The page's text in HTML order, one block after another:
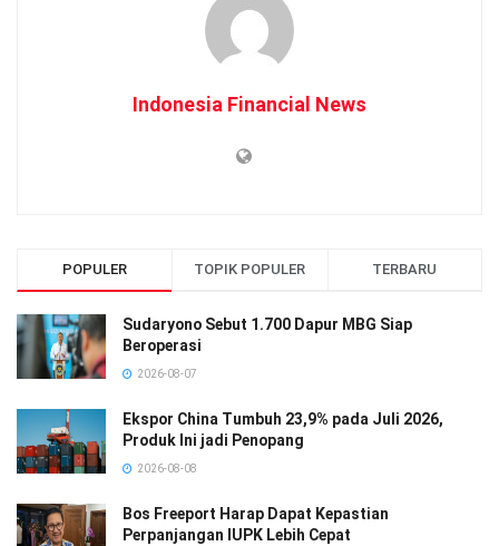
Indonesia Financial News
POPULER TOPIK POPULER TERBARU
Sudaryono Sebut 1.700 Dapur MBG Siap
Beroperasi
2026-08-07
Ekspor China Tumbuh 23,9% pada Juli 2026,
Produk Ini jadi Penopang
2026-08-08
Bos Freeport Harap Dapat Kepastian
Perpanjangan IUPK Lebih Cepat